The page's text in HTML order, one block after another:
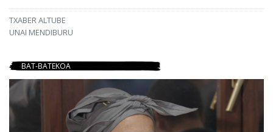
TXABER ALTUBE
UNAI MENDIBURU
BAT-BATEKOA